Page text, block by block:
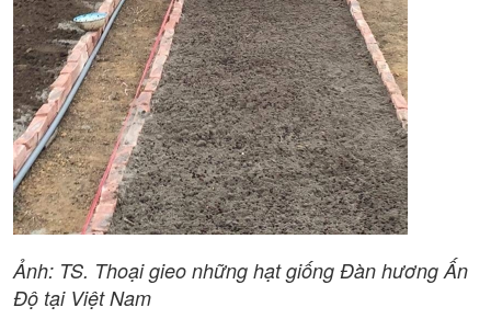
Ảnh: TS. Thoại gieo những hạt giống Đàn hương Ấn
Độ tại Việt Nam